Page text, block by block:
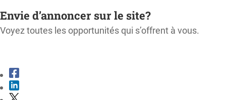
Envie d’annoncer sur le site?
Voyez toutes les opportunités qui s’offrent à vous.